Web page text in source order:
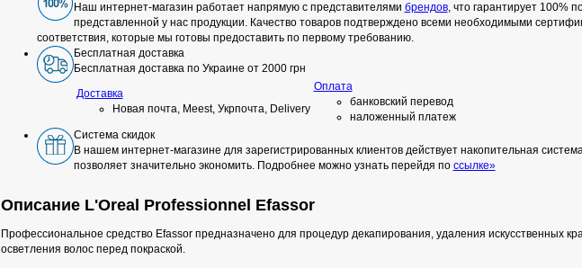
Наш интернет-магазин работает напрямую с представителями брендов, что гарантирует 100%
представленной у нас продукции. Качество товаров подтверждено всеми необходимыми
соответствия, которые мы готовы предоставить по первому требованию.
Бесплатная доставка
Бесплатная доставка по Украине от 2000 грн
Доставка
Новая почта, Meest, Укрпочта, Delivery
Оплата
банковский перевод
наложенный платеж
Система скидок
В нашем интернет-магазине для зарегистрированных клиентов действует накопительная
позволяет значительно экономить. Подробнее можно узнать перейдя по ссылке»
Описание L'Oreal Professionnel Efassor
Профессиональное средство Efassor предназначено для процедур декапирования, удаления искусственных
осветления волос перед покраской.